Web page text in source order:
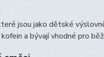
jsou jako dětské
a bývají vhodné pro